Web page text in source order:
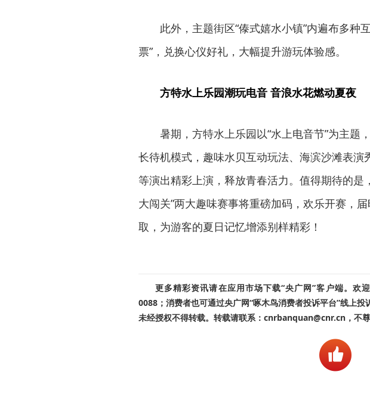
此外，主题街区“傣式嬉水小镇”内遍布多种
票”，兑换心仪好礼，大幅提升游玩体验感。
方特水上乐园潮玩电音 音浪水花燃动夏夜
暑期，方特水上乐园以“水上电音节”为主题
长待机模式，趣味水贝互动玩法、海滨沙滩表
等演出精彩上演，释放青春活力。值得期待的是
大闯关”两大趣味赛事将重磅加码，欢乐开赛，
取，为游客的夏日记忆增添别样精彩！
更多精彩资讯请在应用市场下载“央广网”客户端。欢
0088；消费者也可通过央广网“啄木鸟消费者投诉平台”线上投
未经授权不得转载。转载请联系：cnrbanquan@cnr.cn，不尊